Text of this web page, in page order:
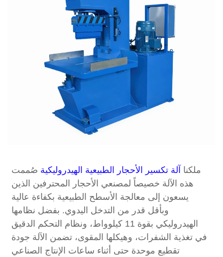
ملكنا آلة تكسير الأحجار الطبيعية الهيدروليكية صُممت
هذه الآلة خصيصاً لمصنعي الأحجار المحترفين الذين
يسعون إلى معالجة الأسطح الطبيعية بكفاءة عالية
وبأقل قدر من التدخل اليدوي. بفضل نظامها
الهيدروليكي بقوة 11 كيلوواط، ونظام التحكم الدقيق
في تغذية الشفرات، وهيكلها المقوى، تضمن الآلة جودة
تقطيع موحدة حتى أثناء ساعات الإنتاج الصناعي